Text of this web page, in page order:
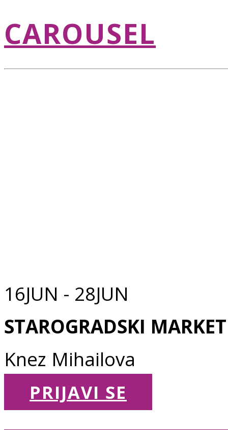
CAROUSEL
16JUN - 28JUN
STAROGRADSKI MARKET
Knez Mihailova
PRIJAVI SE